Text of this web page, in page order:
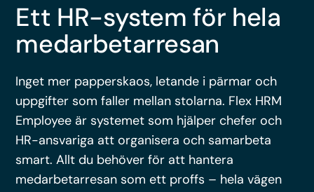
Ett HR-system för hela
medarbetarresan
Inget mer papperskaos, letande i pärmar och
uppgifter som faller mellan stolarna. Flex HRM
Employee är systemet som hjälper chefer och
HR-ansvariga att organisera och samarbeta
smart. Allt du behöver för att hantera
medarbetarresan som ett proffs – hela vägen